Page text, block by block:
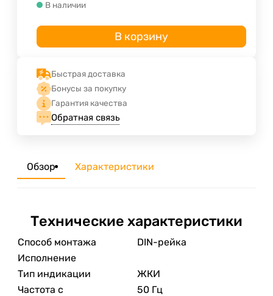
В наличии
В корзину
Быстрая доставка
Бонусы за покупку
Гарантия качества
Обратная связь
Обзор Характеристики
Технические характеристики
Способ монтажа
DIN-рейка
Исполнение
Тип индикации
ЖКИ
Частота с
50 Гц